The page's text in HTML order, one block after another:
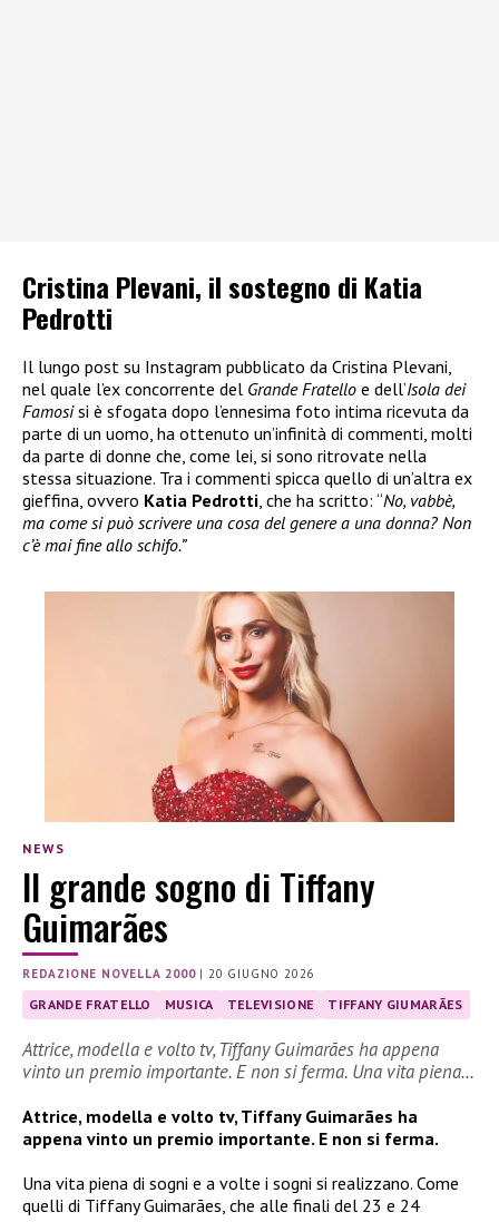
Cristina Plevani, il sostegno di Katia
Pedrotti
Il lungo post su Instagram pubblicato da Cristina Plevani,
nel quale l’ex concorrente del Grande Fratello e dell’Isola dei
Famosisi è sfogata dopo l’ennesima foto intima ricevuta da
parte di un uomo, ha ottenuto un’infinità di commenti, molti
da parte di donne che, come lei, si sono ritrovate nella
stessa situazione. Tra i commenti spicca quello di un’altra ex
gieffina, ovvero Katia Pedrotti, che ha scritto: “No, vabbè,
ma come si può scrivere una cosa del genere a una donna? Non
c’è mai fine allo schifo.”
NEWS
Il grande sogno di Tiffany
Guimarães
REDAZIONE NOVELLA 2000|20 GIUGNO 2026
GRANDE FRATELLO MUSICA TELEVISIONE TIFFANY GIUMARÃES
Attrice, modella e volto tv, Tiffany Guimarães ha appena
vinto un premio importante. E non si ferma. Una vita piena…
Attrice, modella e volto tv, Tiffany Guimarães ha
appena vinto un premio importante. E non si ferma.
Una vita piena di sogni e a volte i sogni si realizzano. Come
quelli di Tiffany Guimarães, che alle finali del 23 e 24